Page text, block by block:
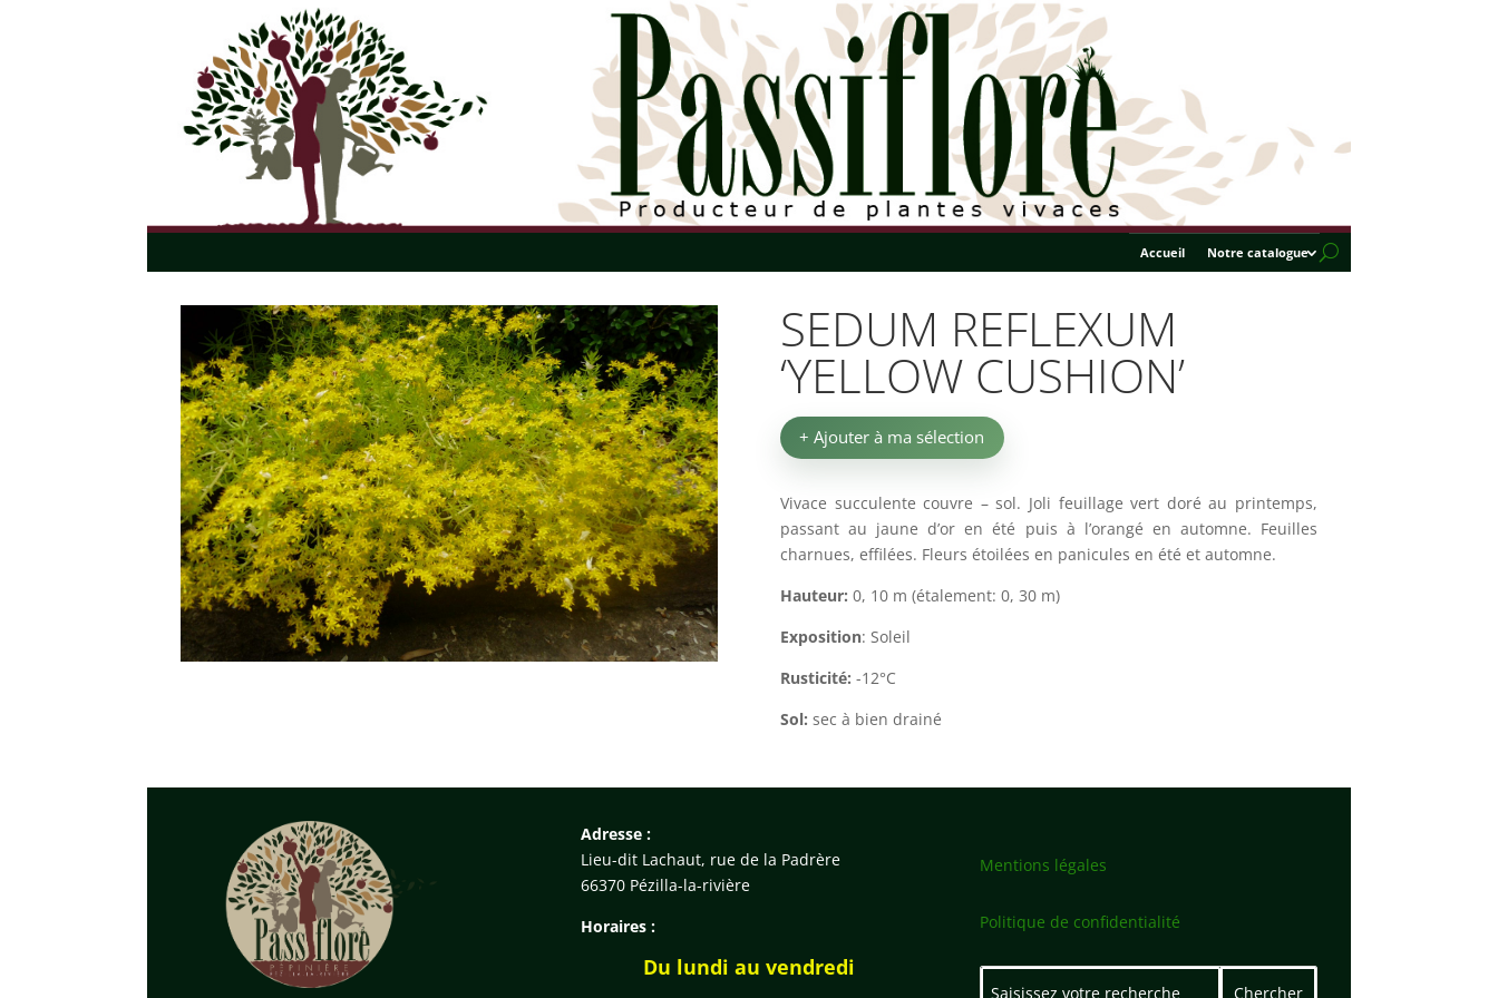
Accueil Notre catalogue
SEDUM REFLEXUM
‘YELLOW CUSHION’
+ Ajouter à ma sélection
Vivace succulente couvre – sol. Joli feuillage vert doré au printemps,
passant au jaune d’or en été puis à l’orangé en automne. Feuilles
charnues, effilées. Fleurs étoilées en panicules en été et automne.
Hauteur:0, 10 m (étalement: 0, 30 m)
Exposition: Soleil
Rusticité:-12°C
Sol:sec à bien drainé
Adresse :
Lieu-dit Lachaut, rue de la Padrère
66370 Pézilla-la-rivière
Horaires :
Du lundi au vendredi
Mentions légales
Politique de confidentialité